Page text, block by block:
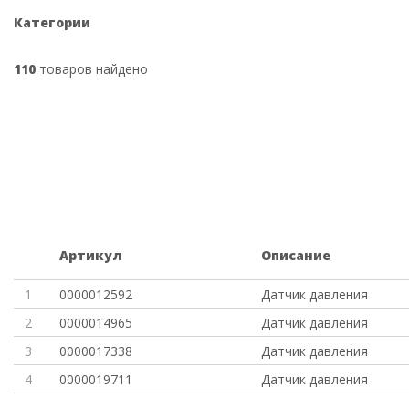
Категории
110 товаров найдено
Артикул Описание
1 0000012592
Датчик давления
2
0000014965
Датчик давления
3
0000017338
Датчик давления
4
0000019711
Датчик давления